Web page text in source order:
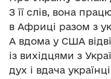
З її слів, вона
в Африці разом з
А вдома у США
із вихідцями з
дух і вдача